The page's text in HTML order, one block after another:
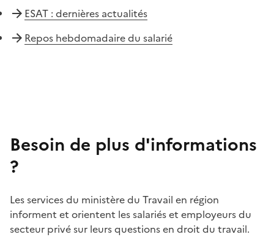
ESAT : dernières actualités
Repos hebdomadaire du salarié
Besoin de plus d'informations
?
Les services du ministère du Travail en région
informent et orientent les salariés et employeurs du
secteur privé sur leurs questions en droit du travail.